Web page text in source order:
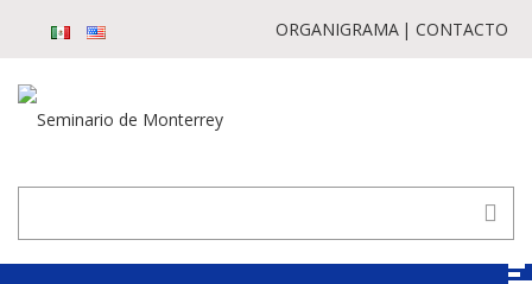
ORGANIGRAMA CONTACTO